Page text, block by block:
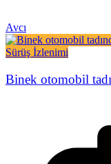
Avcı
Sürüş İzlenimi
Binek otomobil